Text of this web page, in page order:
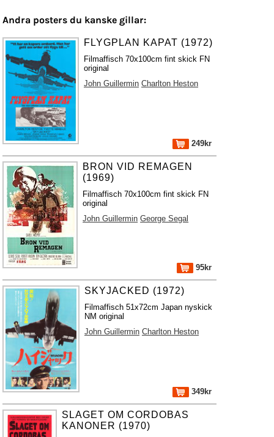
Andra posters du kanske gillar:
FLYGPLAN KAPAT (1972)
Filmaffisch 70x100cm fint skick FN
original
John Guillermin Charlton Heston
249kr
BRON VID REMAGEN
(1969)
Filmaffisch 70x100cm fint skick FN
original
John Guillermin George Segal
95kr
SKYJACKED (1972)
Filmaffisch 51x72cm Japan nyskick
NM original
John Guillermin Charlton Heston
349kr
SLAGET OM CORDOBAS
KANONER (1970)